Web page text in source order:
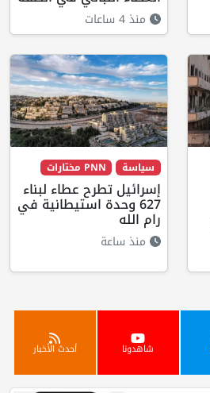
منذ 4 ساعات
سياسة PNN مختارات
إسرائيل تطرح عطاء لبناء
627 وحدة استيطانية في
رام الله
منذ ساعة
شاهدونا أحدث الأخبار